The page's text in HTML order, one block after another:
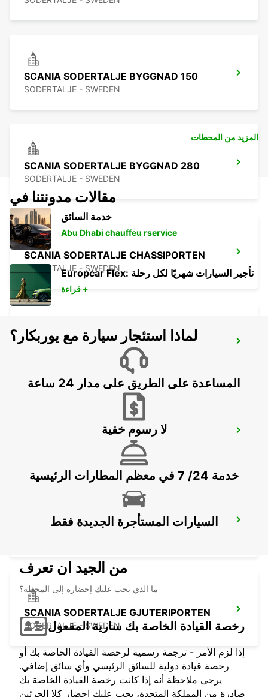
SCANIA SODERTALJE BYGGNAD 150
SODERTALJE - SWEDEN
SCANIA SODERTALJE BYGGNAD 280
SODERTALJE - SWEDEN
SCANIA SODERTALJE CHASSIPORTEN
SODERTALJE - SWEDEN
SCANIA SODERTALJE BYGGNAD 270
SODERTALJE - SWEDEN
SODERTALJE SYD TRAINSTATION
SCANIA SODERTALJE SCANIA SYD
SCANIA SODERTALJE GJUTERIPORTEN
SODERTALJE - SWEDEN
المزيد من المحطات
مقالات مدونتنا في
خدمة السائق
Abu Dhabi chauffeu rservice
Europcar Flex: تأجير السيارات شهريًا لكل رحلة
قراءة +
لماذا استئجار سيارة مع يوربكار؟
المساعدة على الطريق على مدار 24 ساعة
لا رسوم خفية
خدمة 24/ 7 في معظم المطارات الرئيسية
السيارات المستأجرة الجديدة فقط
من الجيد ان تعرف
ما الذي يجب عليك إحضاره إلى المحطة؟
رخصة القيادة الخاصة بك سارية المفعول
إذا لزم الأمر - ترجمة رسمية لرخصة القيادة الخاصة بك أو
رخصة قيادة دولية للسائق الرئيسي وأي سائق إضافي.
يرجى ملاحظة أنه إذا كانت رخصة القيادة الخاصة بك
صادرة من المملكة المتحدة، يجب عليك إحضار كلا الجزئين